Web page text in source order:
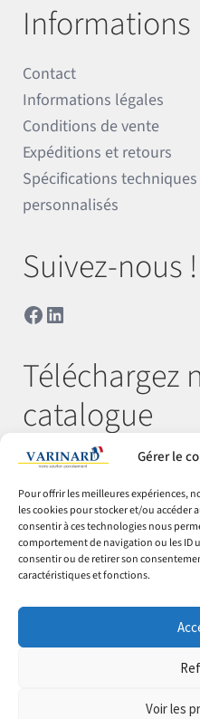
Gérer le
Pour offrir les meilleures expériences,
les cookies pour stocker et/ou accéder
consentir à ces technologies nous
comportement de navigation ou les ID
consentir ou de retirer son
caractéristiques et fonctions.
Voir les
Informations
Contact
Informations légales
Conditions de vente
Expéditions et retours
Spécifications
personnalisés
Suivez-nous !
Facebook
LinkedIn
Téléchargez
catalogue
© Varinard 2026